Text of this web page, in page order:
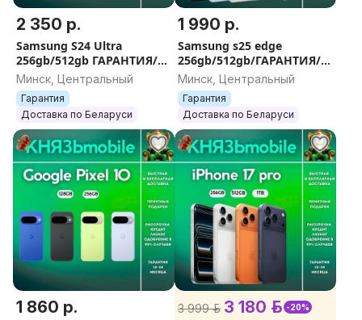
2 350 р.
Samsung S24 Ultra
256gb/512gb ГАРАНТИЯ/
ДОСТАВКА
Минск, Центральный
Гарантия
Доставка по Беларуси
1 990 р.
Samsung s25 edge
256gb/512gb/ГАРАНТИЯ/
НОВЫЕ
Минск, Центральный
Гарантия
Доставка по Беларуси
1 860 р. 3 999 р. 3 180 р. -20%